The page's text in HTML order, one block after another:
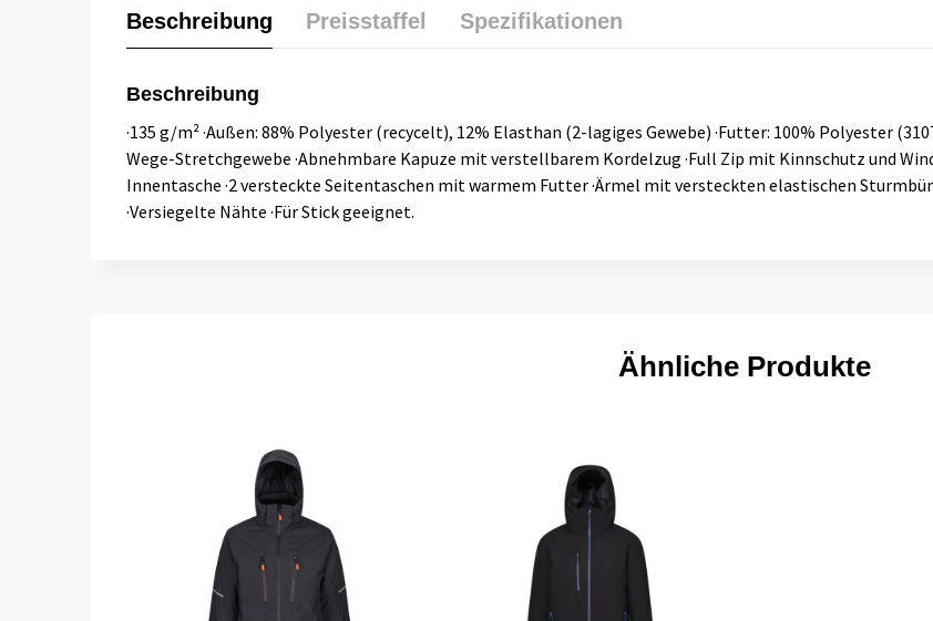
Beschreibung Preisstaffel Spezifikationen
Beschreibung
·135 g/m² ·Außen: 88% Polyester (recycelt), 12% Elasthan (2-lagiges Gewebe) ·Futter: 100% Polyester
Wege-Stretchgewebe ·Abnehmbare Kapuze mit verstellbarem Kordelzug ·Full Zip mit Kinnschutz und
Innentasche ·2 versteckte Seitentaschen mit warmem Futter ·Ärmel mit versteckten elastischen
·Versiegelte Nähte ·Für Stick geeignet.
Ähnliche Produkte